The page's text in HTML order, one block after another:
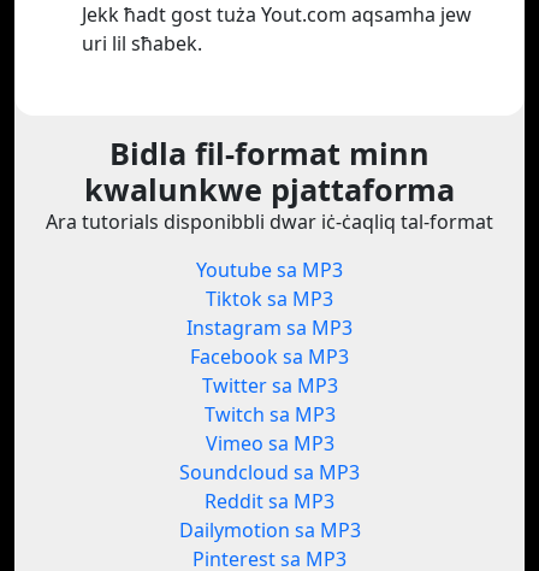
Jekk ħadt gost tuża Yout.com aqsamha jew
uri lil sħabek.
Bidla fil-format minn
kwalunkwe pjattaforma
Ara tutorials disponibbli dwar iċ-ċaqliq tal-format
Youtube sa MP3
Tiktok sa MP3
Instagram sa MP3
Facebook sa MP3
Twitter sa MP3
Twitch sa MP3
Vimeo sa MP3
Soundcloud sa MP3
Reddit sa MP3
Dailymotion sa MP3
Pinterest sa MP3